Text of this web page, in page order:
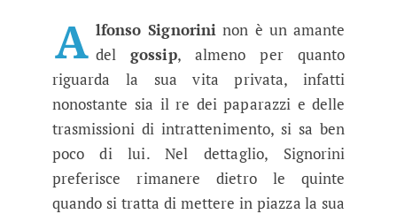
Sapete perchè Alfonso
A lfonso Signorini non è un amante
delgossip, almeno per quanto
riguarda la sua vita privata, infatti
nonostante sia il re dei paparazzi e delle
trasmissioni di intrattenimento, si sa ben
poco di lui. Nel dettaglio, Signorini
preferisce rimanere dietro le quinte
quando si tratta di mettere in piazza la sua